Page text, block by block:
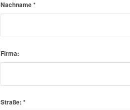
Nachname*
Firma:
Straße: *